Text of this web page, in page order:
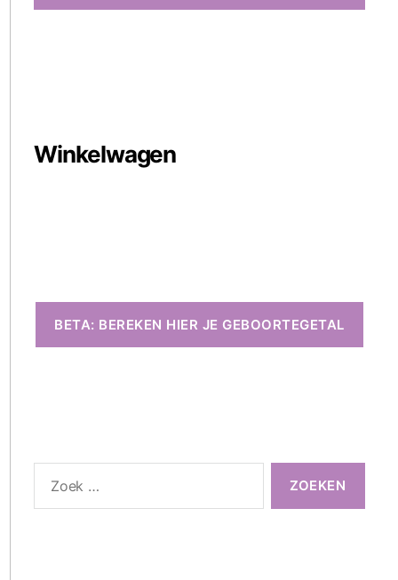
Winkelwagen
BETA: BEREKEN HIER JE GEBOORTEGETAL
naar: